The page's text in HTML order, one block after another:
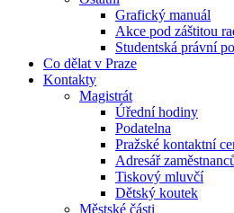
Grafický manuál
Akce pod záštitou
Studentská právní
Co dělat v Praze
Kontakty
Magistrát
Úřední hodiny
Podatelna
Pražské kontaktní
Adresář
Tiskový mluvčí
Dětský koutek
Městské části